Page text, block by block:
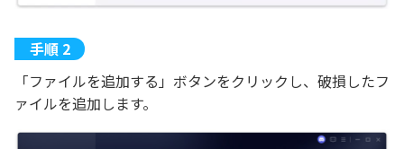
「ファイルを追加する」ボタンをクリックし、破損したフ
ァイルを追加します。